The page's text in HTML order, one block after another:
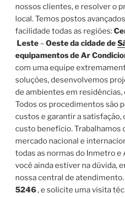
nossos clientes, e resolver o
local. Temos postos
facilidade todas as regiões:
Leste –Oeste da cidade de
equipamentos de Ar
com uma equipe
soluções, desenvolvemos
de ambientes em
Todos os procedimentos são
custos e garantir a
custo benefício. Trabalhamos
mercado nacional e
todas as normas do Inmetro e
você ainda estiver na dúvida,
nossa central de atendimento.
5246, e solicite uma visita